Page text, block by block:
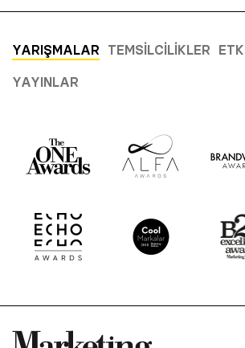
YARIŞMALAR TEMSILCILIKLER
YAYINLAR